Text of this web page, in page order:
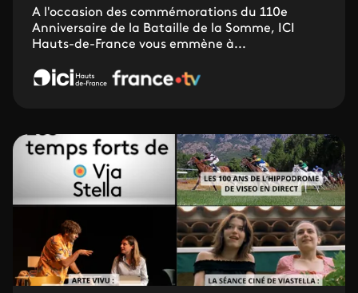
A l'occasion des commémorations du 110e
Anniversaire de la Bataille de la Somme, ICI
Hauts-de-France vous emmène à...